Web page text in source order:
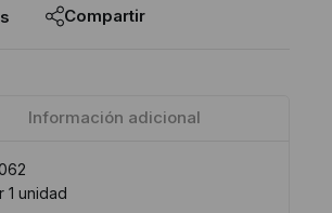
Compartir
Información adicional
1 unidad